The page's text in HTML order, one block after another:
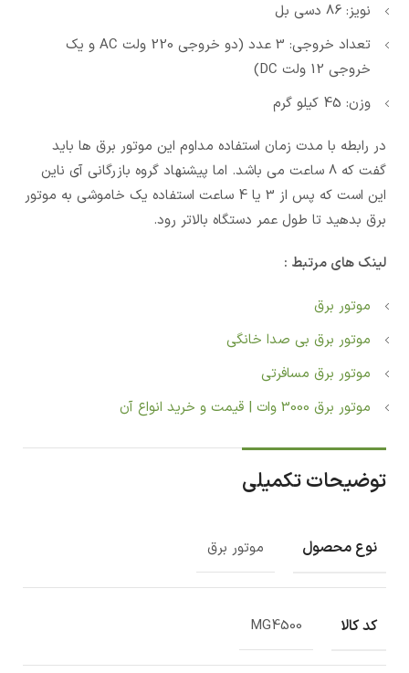
نویز: 86 دسی بل
تعداد خروجی: 3 عدد (دو خروجی 220 ولت AC و یک
خروجی 12 ولت DC)
وزن: 45 کیلو گرم
در رابطه با مدت زمان استفاده مداوم این موتور برق ها باید
گفت که 8 ساعت می باشد. اما پیشنهاد گروه بازرگانی آی ناین
این است که پس از 3 یا 4 ساعت استفاده یک خاموشی به موتور
برق بدهید تا طول عمر دستگاه بالاتر رود.
لینک های مرتبط :
موتور برق
موتور برق بی صدا خانگی
موتور برق مسافرتی
موتور برق 3000 وات | قیمت و خرید انواع آن
توضیحات تکمیلی
نوع محصول موتور برق
کد کالا MG4500